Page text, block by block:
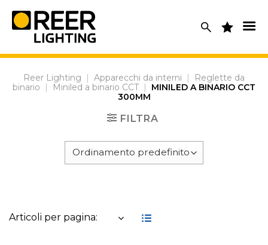
content
Reer Lighting | Apparecchi da interni |
Reglette da
binario
| Miniled a binario CCT |
MINILED A BINARIO CCT
300MM
FILTRA
Articoli per pagina: